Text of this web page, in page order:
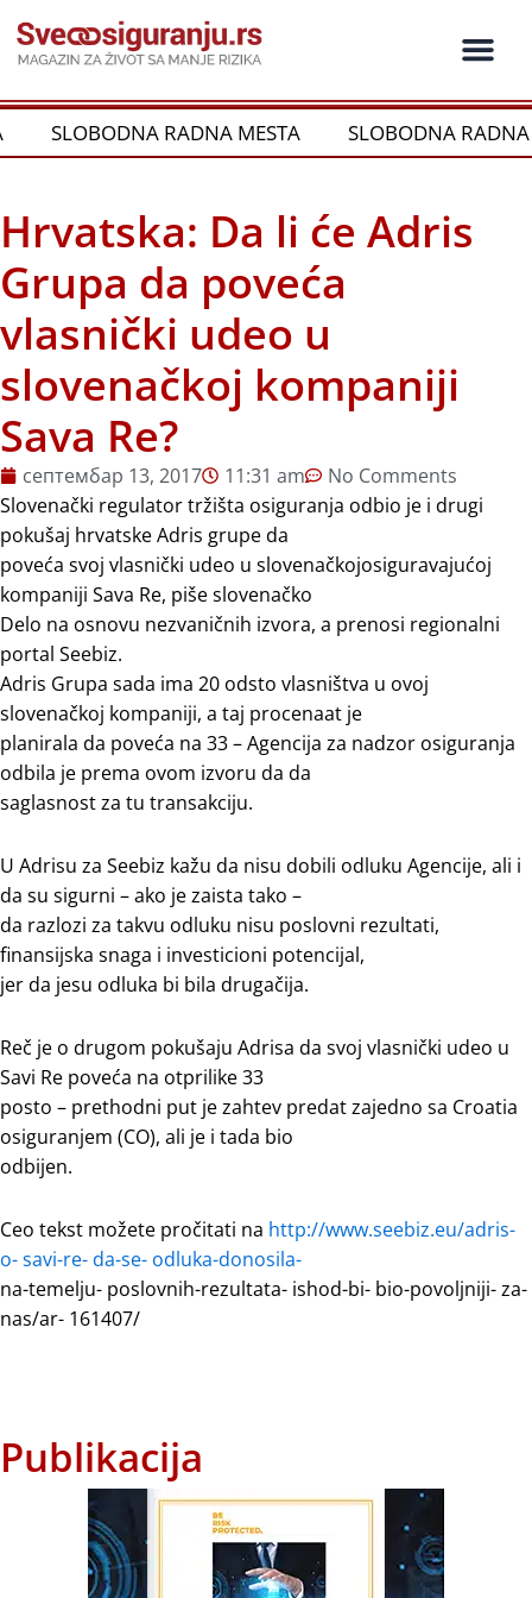
на
садржај
SLOBODNA RADNA MESTA SLOBODNA RADNA
Hrvatska: Da li će Adris
Grupa da poveća
vlasnički udeo u
slovenačkoj kompaniji
Sava Re?
септембар 13, 2017 11:31 am
No Comments
Slovenački regulator tržišta osiguranja odbio je i drugi
pokušaj hrvatske Adris grupe da
poveća svoj vlasnički udeo u slovenačkojosiguravajućoj
kompaniji Sava Re, piše slovenačko
Delo na osnovu nezvaničnih izvora, a prenosi regionalni
portal Seebiz.
Adris Grupa sada ima 20 odsto vlasništva u ovoj
slovenačkoj kompaniji, a taj procenaat je
planirala da poveća na 33 – Agencija za nadzor osiguranja
odbila je prema ovom izvoru da da
saglasnost za tu transakciju.
U Adrisu za Seebiz kažu da nisu dobili odluku Agencije, ali i
da su sigurni – ako je zaista tako –
da razlozi za takvu odluku nisu poslovni rezultati,
finansijska snaga i investicioni potencijal,
jer da jesu odluka bi bila drugačija.
Reč je o drugom pokušaju Adrisa da svoj vlasnički udeo u
Savi Re poveća na otprilike 33
posto – prethodni put je zahtev predat zajedno sa Croatia
osiguranjem (CO), ali je i tada bio
odbijen.
Ceo tekst možete pročitati na http://www.seebiz.eu/adris-
o- savi-re- da-se- odluka-donosila-
na-temelju- poslovnih-rezultata- ishod-bi- bio-povoljniji- za-
nas/ar- 161407/
Publikacija